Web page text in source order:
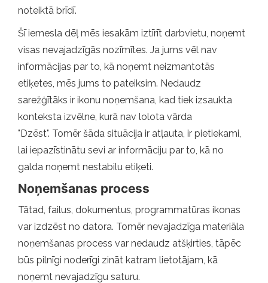
noteiktā brīdī.
Šī iemesla dēļ mēs iesakām iztīrīt darbvietu, noņemt
visas nevajadzīgās nozīmītes. Ja jums vēl nav
informācijas par to, kā noņemt neizmantotās
etiķetes, mēs jums to pateiksim. Nedaudz
sarežģītāks ir ikonu noņemšana, kad tiek izsaukta
konteksta izvēlne, kurā nav lolota vārda
"Dzēst". Tomēr šāda situācija ir atļauta, ir pietiekami,
lai iepazīstinātu sevi ar informāciju par to, kā no
galda noņemt nestabilu etiķeti.
Noņemšanas process
Tātad, failus, dokumentus, programmatūras ikonas
var izdzēst no datora. Tomēr nevajadzīga materiāla
noņemšanas process var nedaudz atšķirties, tāpēc
būs pilnīgi noderīgi zināt katram lietotājam, kā
noņemt nevajadzīgu saturu.